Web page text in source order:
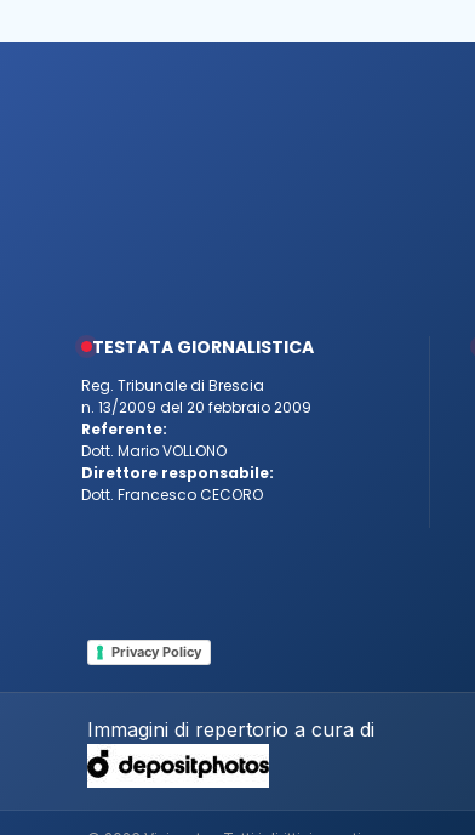
TESTATA GIORNALISTICA
Reg. Tribunale di Brescia
n. 13/2009 del 20 febbraio 2009
Referente:
Dott. Mario VOLLONO
Direttore responsabile:
Dott. Francesco CECORO
Privacy Policy
Immagini di repertorio a cura di